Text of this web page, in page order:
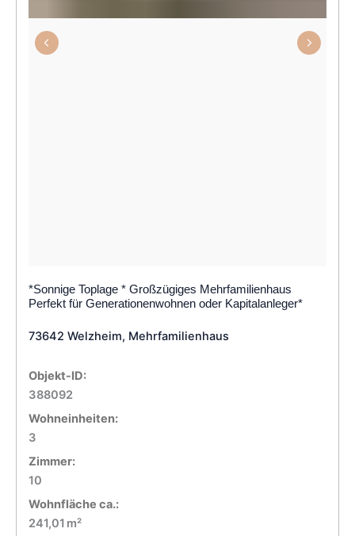
*Sonnige Toplage * Großzügiges Mehrfamilienhaus
Perfekt für Generationenwohnen oder Kapitalanleger*
73642 Welzheim, Mehrfamilienhaus
Objekt-ID:
388092
Wohneinheiten:
3
Zimmer:
10
Wohnfläche ca.:
241,01 m²